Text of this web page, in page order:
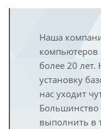
Наша
компьютеров
более 20 лет.
установку
нас уходит
Большинство
выполнить в